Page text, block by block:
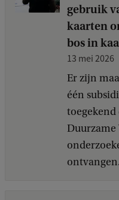
gebruik
kaarten
bos in
13 mei 2026
Er zijn
één
Duurzame
ontvangen.